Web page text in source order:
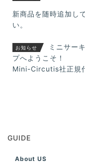
新商品を随時追加し
い。
お知らせ
ミニサー
プへようこそ！
Mini-Circutis社正規
GUIDE
About US